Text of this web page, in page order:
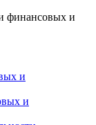
финансовых и
и
и